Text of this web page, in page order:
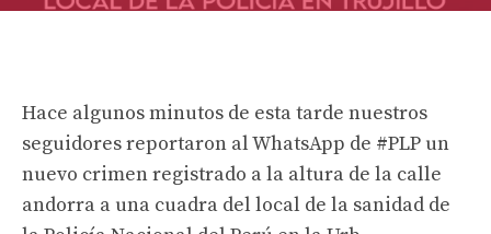
Hace algunos minutos de esta tarde nuestros
seguidores reportaron al WhatsApp de #PLP un
nuevo crimen registrado a la altura de la calle
andorra a una cuadra del local de la sanidad de